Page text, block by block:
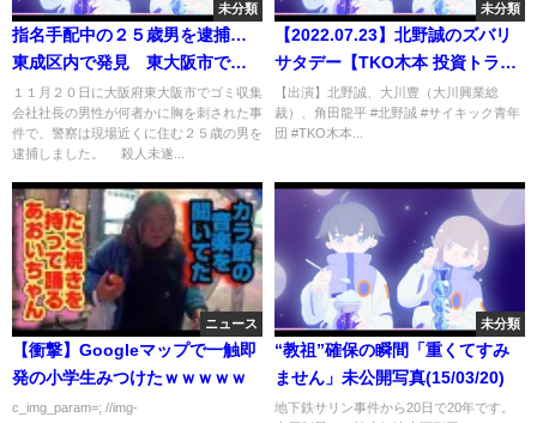
未分類
指名手配中の２５歳男を逮捕…
東成区内で発見 東大阪市で５
６歳男性が胸刺された事件(2021
年11月23日)
１１月２０日に大阪府東大阪市でゴミ収集
会社社長の男性が何者かに胸を刺された事
件で、警察は現場近くに住む２５歳の男を
逮捕しました。 殺人未遂...
未分類
【2022.07.23】北野誠のズバリ
サタデー【TKO木本 投資トラブ
ル】
【出演】北野誠、大川豊（大川興業総
裁）、角田龍平 #北野誠 #サイキック青年
団 #TKO木本...
ニュース
【衝撃】Googleマップで一触即
発の小学生みつけたｗｗｗｗｗ
c_img_param=; //img-
未分類
“教祖”確保の瞬間「重くてすみ
ません」未公開写真(15/03/20)
地下鉄サリン事件から20日で20年です。